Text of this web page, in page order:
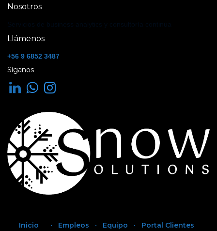
Nosotros
Servicios de business analytics y consultoría continua
Llámenos
+56 9 6852 3487
Síganos
Inicio • Empleos • Equipo • Portal Clientes